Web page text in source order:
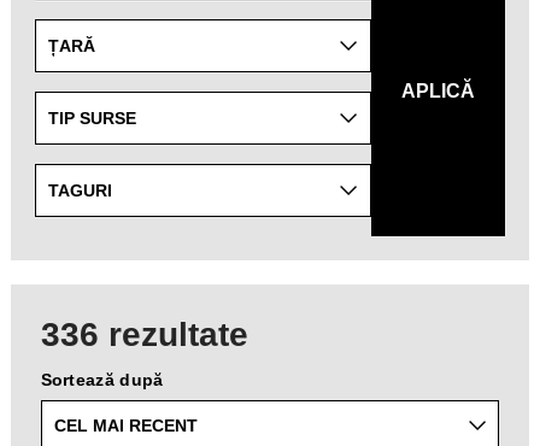
search
results
by
topics
from
the
of
taxonomies.
ȚARĂ
TIP SURSE
TAGURI
APLICĂ
336 rezultate
Sortează după